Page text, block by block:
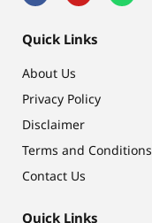
Quick Links
About Us
Privacy Policy
Disclaimer
Terms and Conditions
Contact Us
Quick Links